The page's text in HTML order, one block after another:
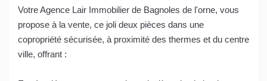
Votre Agence Lair Immobilier de Bagnoles de l'orne, vous
propose à la vente, ce joli deux pièces dans une
copropriété sécurisée, à proximité des thermes et du centre
ville, offrant :